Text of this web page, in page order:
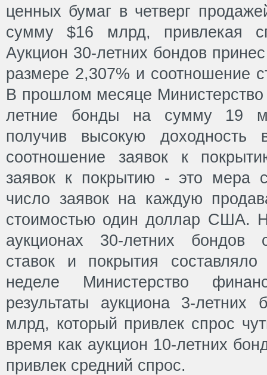
ценных бумаг в четверг
сумму $16 млрд, привлекая
Аукцион 30-летних бондов
размере 2,307% и соотношение
В прошлом месяце
летние бонды на сумму 19
получив высокую
соотношение заявок к
заявок к покрытию - это мера
число заявок на каждую
стоимостью один доллар США.
аукционах 30-летних бондов
ставок и покрытия
неделе Министерство
результаты аукциона 3-
млрд, который привлек спрос
время как аукцион 10-летних
привлек средний спрос.